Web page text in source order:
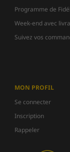
Programme de
Week-end avec
Suivez vos
MON PROFIL
Se connecter
Inscription
Rappeler